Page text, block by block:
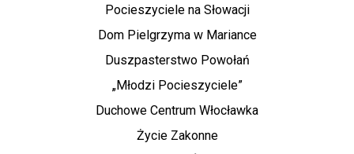
Pocieszyciele na Słowacji
Dom Pielgrzyma w Mariance
Duszpasterstwo Powołań
„Młodzi Pocieszyciele”
Duchowe Centrum Włocławka
Życie Zakonne